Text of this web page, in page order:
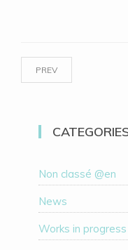
PREV
Non classé @en
News
Works in progress